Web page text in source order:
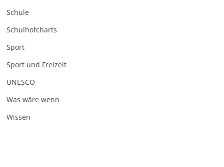
Schule
Schulhofcharts
Sport
Sport und Freizeit
UNESCO
Was wäre wenn
Wissen